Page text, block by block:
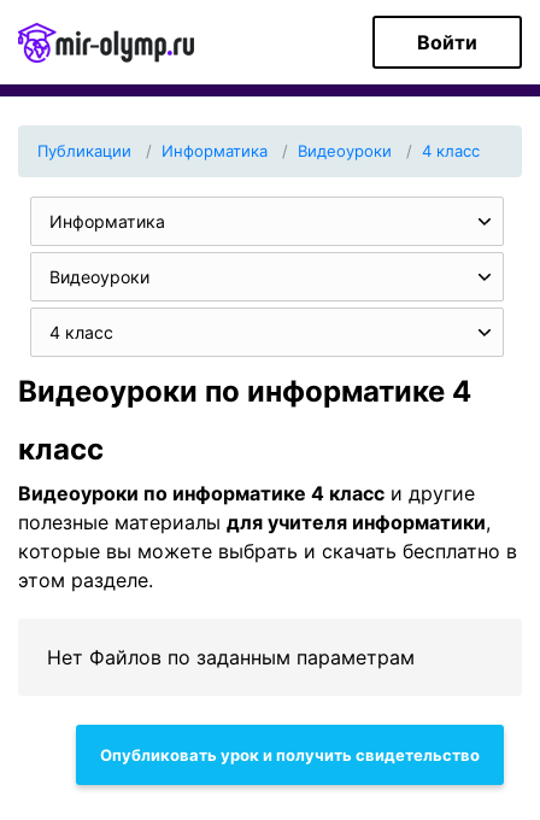
Войти
Публикации Информатика Видеоуроки 4 класс
Информатика
Видеоуроки
4 класс
Видеоуроки по информатике 4
класс
Видеоуроки по информатике 4 класс и другие
полезные материалы для учителя информатики,
которые вы можете выбрать и скачать бесплатно в
этом разделе.
Нет Файлов по заданным параметрам
Опубликовать урок и получить свидетельство